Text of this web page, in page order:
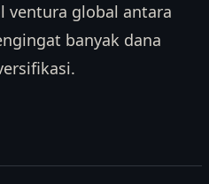
ventura global antara
banyak dana